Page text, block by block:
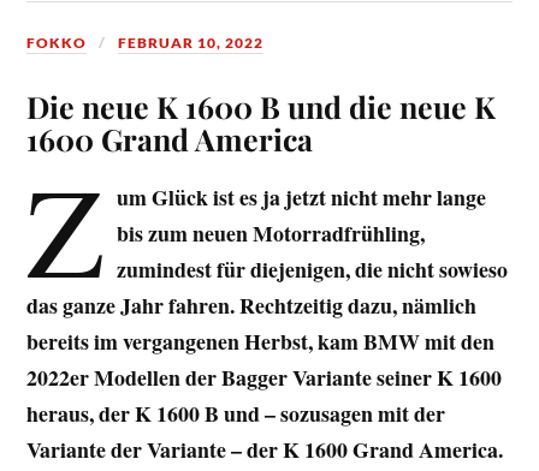
FOKKO FEBRUAR 10, 2022
Die neue K 1600 B und die neue K
1600 Grand America
Z um Glück ist es ja jetzt nicht mehr lange
bis zum neuen Motorradfrühling,
zumindest für diejenigen, die nicht sowieso
das ganze Jahr fahren. Rechtzeitig dazu, nämlich
bereits im vergangenen Herbst, kam BMW mit den
2022er Modellen der Bagger Variante seiner K 1600
heraus, der K 1600 B und – sozusagen mit der
Variante der Variante – der K 1600 Grand America.